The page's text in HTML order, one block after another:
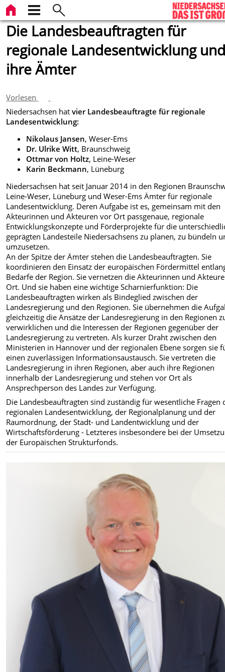
Die Landesbeauftragten für
regionale Landesentwicklung
ihre Ämter
Vorlesen
Niedersachsen hatvier Landesbeauftragte für regionale
Landesentwicklung:
Nikolaus Jansen, Weser-Ems
Dr. Ulrike Witt, Braunschweig
Ottmar von Holtz, Leine-Weser
Karin Beckmann, Lüneburg
Niedersachsen hat seit Januar 2014 in den Regionen
Leine-Weser, Lüneburg und Weser-Ems Ämter für regionale
Landesentwicklung. Deren Aufgabe ist es, gemeinsam mit den
Akteurinnen und Akteuren vor Ort passgenaue, regionale
Entwicklungskonzepte und Förderprojekte für die
geprägten Landesteile Niedersachsens zu planen, zu bündeln
umzusetzen.
An der Spitze der Ämter stehen die Landesbeauftragten. Sie
koordinieren den Einsatz der europäischen Fördermittel
Bedarfe der Region. Sie vernetzen die Akteurinnen und
Ort. Und sie haben eine wichtige Scharnierfunktion: Die
Landesbeauftragten wirken als Bindeglied zwischen der
Landesregierung und den Regionen. Sie übernehmen die
gleichzeitig die Ansätze der Landesregierung in den Regionen
verwirklichen und die Interessen der Regionen gegenüber der
Landesregierung zu vertreten. Als kurzer Draht zwischen den
Ministerien in Hannover und der regionalen Ebene sorgen sie
einen zuverlässigen Informationsaustausch. Sie vertreten die
Landesregierung in ihren Regionen, aber auch ihre Regionen
innerhalb der Landesregierung und stehen vor Ort als
Ansprechperson des Landes zur Verfügung.
Die Landesbeauftragten sind zuständig für wesentliche Fragen
regionalen Landesentwicklung, der Regionalplanung und der
Raumordnung, der Stadt- und Landentwicklung und der
Wirtschaftsförderung - Letzteres insbesondere bei der
der Europäischen Strukturfonds.